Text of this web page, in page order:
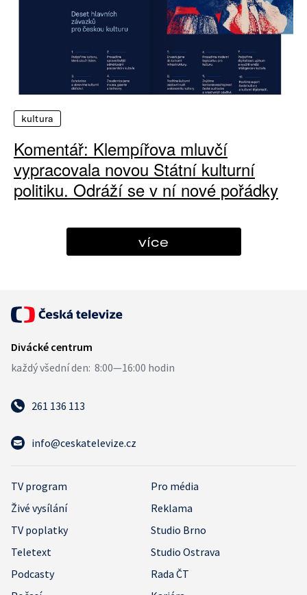
kultura
Komentář: Klempířova mluvčí
vypracovala novou Státní kulturní
politiku. Odráží se v ní nové pořádky
více
261 136 113
info@ceskatelevize.cz
TV program
Pro média
Živé vysílání
Reklama
TV poplatky
Studio Brno
Teletext
Studio Ostrava
Podcasty
Rada ČT